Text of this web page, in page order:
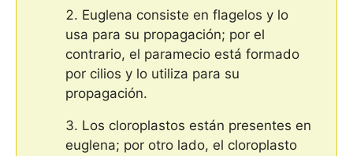
Euglena consiste en flagelos y lo
usa para su propagación; por el
contrario, el paramecio está formado
por cilios y lo utiliza para su
propagación.
Los cloroplastos están presentes en
euglena; por otro lado, el cloroplasto